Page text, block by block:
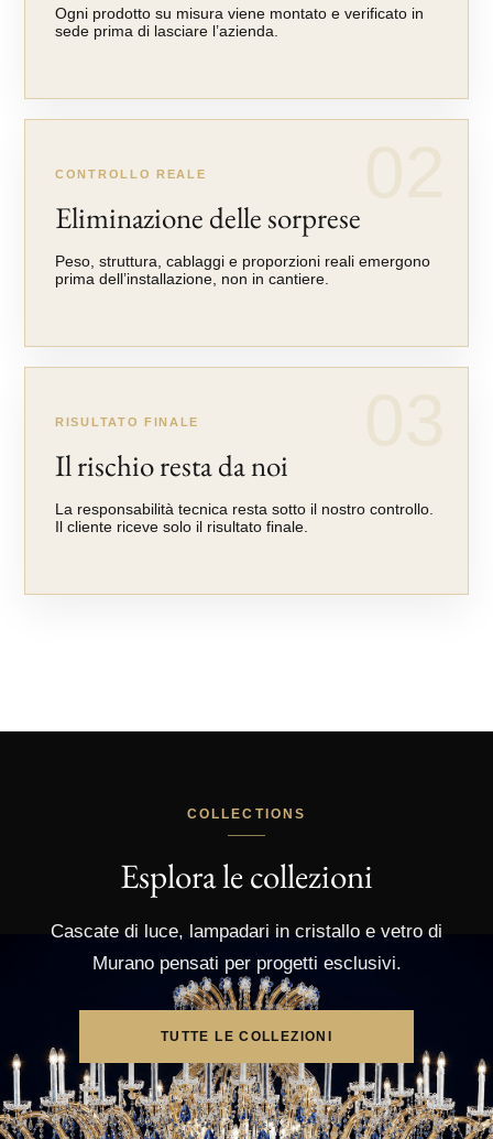
Ogni prodotto su misura viene montato e verificato in
sede prima di lasciare l’azienda.
CONTROLLO REALE
Eliminazione delle sorprese
Peso, struttura, cablaggi e proporzioni reali emergono
prima dell’installazione, non in cantiere.
RISULTATO FINALE
Il rischio resta da noi
La responsabilità tecnica resta sotto il nostro controllo.
Il cliente riceve solo il risultato finale.
COLLECTIONS
Esplora le collezioni
Cascate di luce, lampadari in cristallo e vetro di
Murano pensati per progetti esclusivi.
TUTTE LE COLLEZIONI